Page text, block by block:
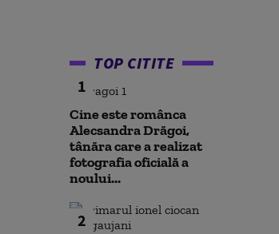
TOP CITITE
1
Cine este românca
Alecsandra Drăgoi,
tânăra care a realizat
fotografia oficială a
noului...
2